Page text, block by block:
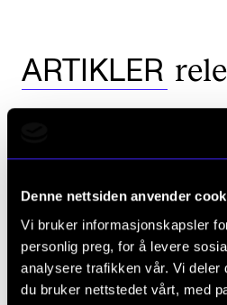
Denne nettsiden anvender
Vi bruker informasjonskapsler
personlig preg, for å levere
analysere trafikken vår. Vi
du bruker nettstedet vårt, med
ARTIKLER